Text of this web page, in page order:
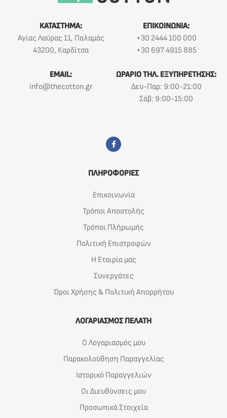
ΚΑΤΑΣΤΗΜΑ:
Αγίας Λαύρας 11, Παλαμάς
43200, Καρδίτσα
ΕΠΙΚΟΙΝΩΝΙΑ:
+30 2444 100 000
+30 697 4915 885
EMAIL:
info@thecotton.gr
ΩΡΑΡΙΟ ΤΗΛ. ΕΞΥΠΗΡΕΤΗΣΗΣ:
Δευ-Παρ: 9:00-21:00
Σάβ: 9:00-15:00
ΠΛΗΡΟΦΟΡΙΕΣ
Επικοινωνία
Τρόποι Αποστολής
Τρόποι Πλήρωμής
Πολιτική Επιστροφών
Η Εταιρία μας
Συνεργάτες
Όροι Χρήσης & Πολιτική Απορρήτου
ΛΟΓΑΡΙΑΣΜΟΣ ΠΕΛΑΤΗ
Ο Λογαριασμός μου
Παρακολούθηση Παραγγελίας
Ιστορικό Παραγγελιών
Οι Διευθύνσεις μου
Προσωπικά Στοιχεία